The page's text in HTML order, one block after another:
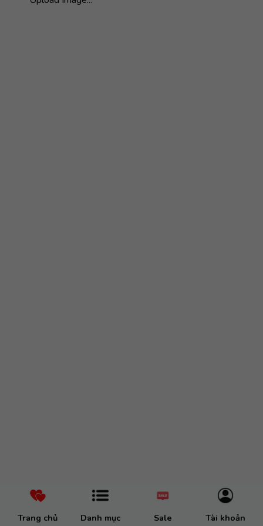
Trang chủ Danh mục Sale Tài khoản